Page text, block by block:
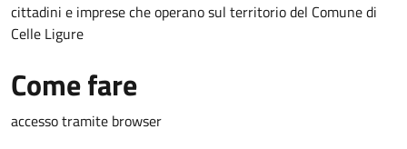
cittadini e imprese che operano sul territorio del Comune di
Celle Ligure
Come fare
accesso tramite browser